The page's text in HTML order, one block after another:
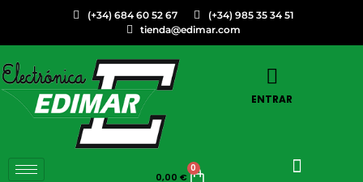
(+34) 684 60 52 67
(+34) 985 35 34 51
tienda@edimar.com
ENTRAR
0,00 €
0